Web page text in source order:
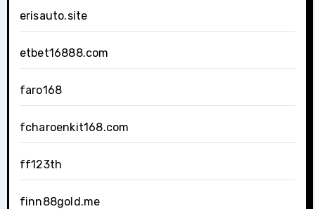
erisauto.site
etbet16888.com
faro168
fcharoenkit168.com
ff123th
finn88gold.me